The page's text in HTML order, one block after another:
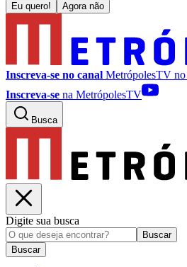
Eu quero! Agora não
Inscreva-se no canal MetrópolesTV no
Inscreva-se na MetrópolesTV
Busca
Digite sua busca
Buscar
Buscar